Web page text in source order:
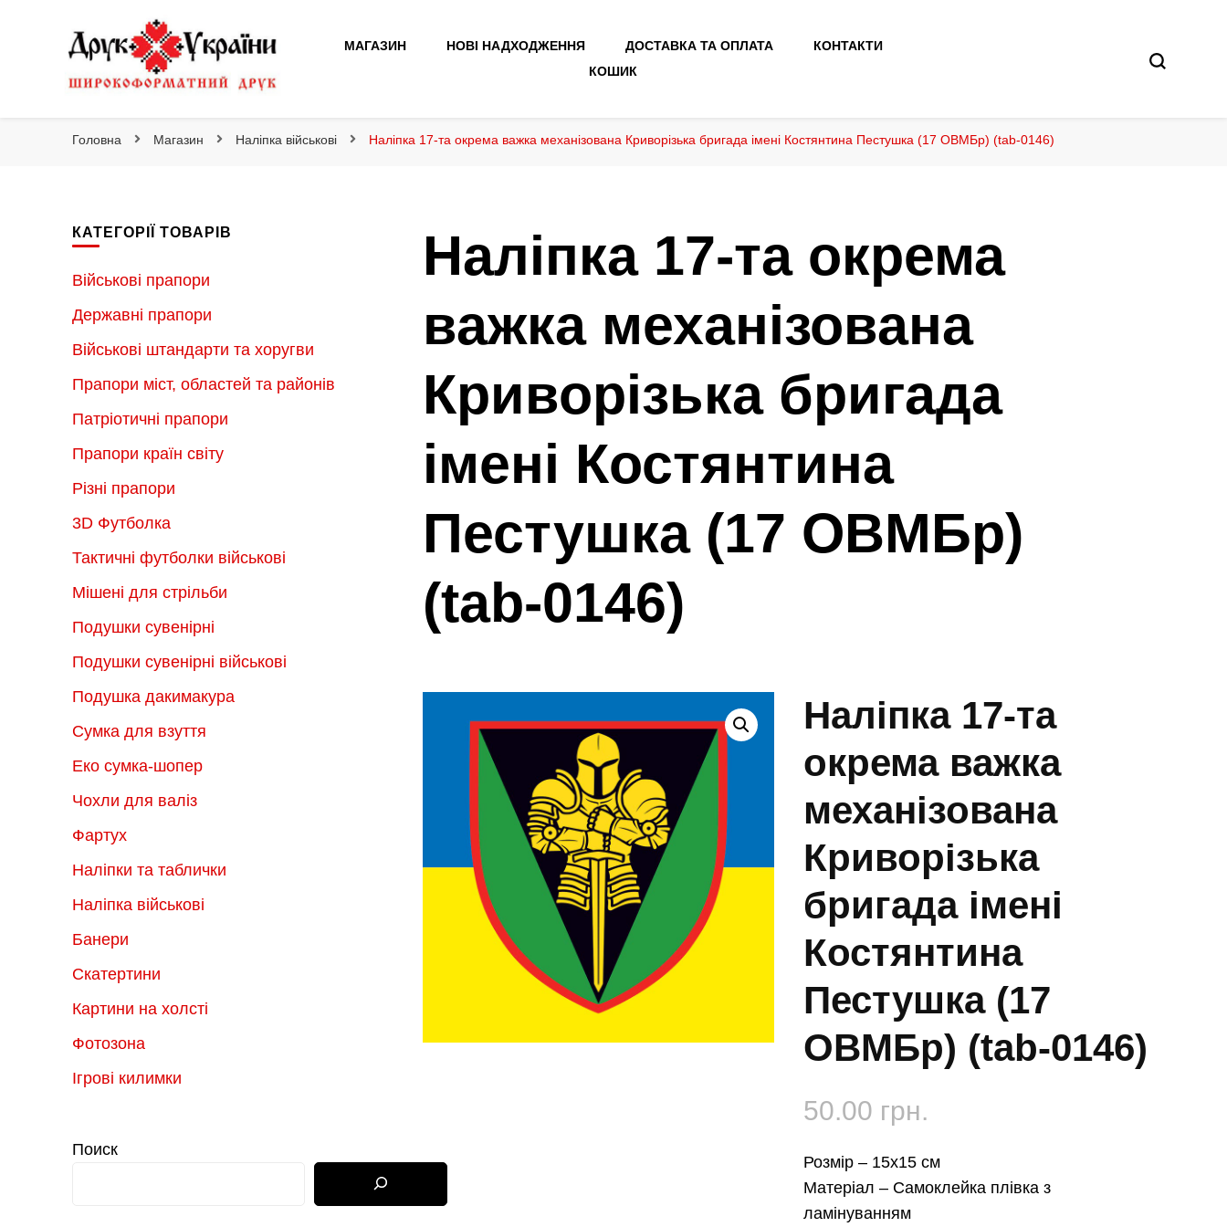
Друк України
МАГАЗИН НОВІ НАДХОДЖЕННЯ ДОСТАВКА ТА ОПЛАТА
КОНТАКТИ
КОШИК
Головна Магазин Наліпка військові Наліпка 17-та окрема важка механізована Криворізька бригада імені Костянтина Пестушка (17 ОВМБр) (tab-0146)
Наліпка 17-та окрема
важка механізована
Криворізька бригада
імені Костянтина
Пестушка (17 ОВМБр)
(tab-0146)
Наліпка 17-та
окрема важка
механізована
Криворізька
бригада імені
Костянтина
Пестушка (17
ОВМБр) (tab-0146)
50.00 грн.
Розмір – 15х15 см
Матеріал – Самоклейка плівка з
ламінуванням
КАТЕГОРІЇ ТОВАРІВ
Військові прапори
Державні прапори
Військові штандарти та хоругви
Прапори міст, областей та районів
Патріотичні прапори
Прапори країн світу
Різні прапори
3D Футболка
Тактичні футболки військові
Мішені для стрільби
Подушки сувенірні
Подушки сувенірні військові
Подушка дакимакура
Сумка для взуття
Еко сумка-шопер
Чохли для валіз
Фартух
Наліпки та таблички
Наліпка військові
Банери
Скатертини
Картини на холсті
Фотозона
Ігрові килимки
Поиск